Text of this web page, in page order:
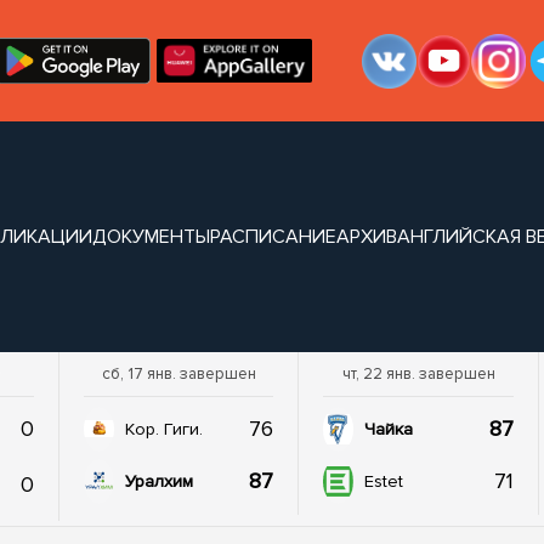
ДОКУМЕНТЫРАСПИСАНИЕАРХИВАНГЛИЙСКАЯ
0
0
сб, 17 янв. завершен
Кор. Гиги. 76
Уралхим 87
чт, 22 янв. завершен
Чайка 87
Estet 71